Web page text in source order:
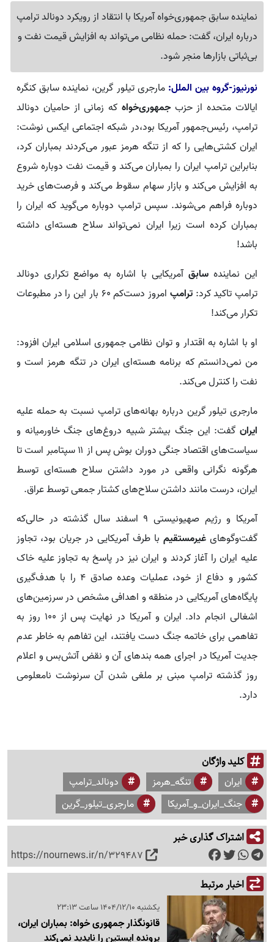
نماینده سابق جمهوری‌خواه آمریکا با انتقاد از رویکرد دونالد ترامپ
درباره ایران، گفت: حمله نظامی می‌تواند به افزایش قیمت نفت و
بی‌ثباتی بازارها منجر شود.
نورنیوز-گروه بین الملل: مارجری تیلور گرین، نماینده سابق کنگره
ایالات متحده از حزبجمهوری‌خواه که زمانی از حامیان دونالد
ترامپ، رئیس‌جمهور آمریکا بود،در شبکه اجتماعی ایکس نوشت:
ایران کشتی‌هایی را که از تنگه هرمز عبور می‌کردند بمباران کرد،
بنابراین ترامپ ایران را بمباران می‌کند و قیمت نفت دوباره شروع
به افزایش می‌کند و بازار سهام سقوط می‌کند و فرصت‌های خرید
دوباره فراهم می‌شوند. سپس ترامپ دوباره می‌گوید که ایران را
بمباران کرده است زیرا ایران نمی‌تواند سلاح هسته‌ای داشته
باشد!
این نمایندهسابقآمریکایی با اشاره به مواضع تکراری دونالد
ترامپ تاکید کرد:ترامپ
امروز دست‌کم ۶۰ بار این را در مطبوعات
تکرار می‌کند!
او با اشاره به اقتدار و توان نظامی جمهوری اسلامی ایران افزود:
من نمی‌دانستم که برنامه هسته‌ای ایران در تنگه هرمز است و
نفت را کنترل می‌کند.
مارجری تیلور گرین درباره بهانه‌های ترامپ نسبت به حمله علیه
ایران گفت: این جنگ بیشتر شبیه دروغ‌های جنگ خاورمیانه و
سیاست‌های اقتصاد جنگی دوران بوش پس از ۱۱ سپتامبر است تا
هرگونه نگرانی واقعی در مورد داشتن سلاح هسته‌ای توسط
ایران، درست مانند داشتن سلاح‌های کشتار جمعی توسط عراق.
آمریکا و رژیم صهیونیستی ۹ اسفند سال گذشته در حالی‌که
گفت‌وگوهای غیرمستقیم با طرف آمریکایی در جریان بود، تجاوز
علیه ایران را آغاز کردند و ایران نیز در پاسخ به تجاوز علیه خاک
کشور و دفاع از خود، عملیات وعده صادق ۴ را با هدف‌گیری
پایگاه‌های آمریکایی در منطقه و اهدافی مشخص در سرزمین‌های
اشغالی انجام داد. ایران و آمریکا در نهایت پس از ۱۰۰ روز به
تفاهمی برای خاتمه جنگ دست یافتند، این تفاهم به خاطر عدم
جدیت آمریکا در اجرای همه بندهای آن و نقض آتش‌بس و اعلام
روز گذشته ترامپ مبنی بر ملغی شدن آن سرنوشت نامعلومی
دارد.
کلید واژگان
ایران تنگه_هرمز
دونالد_ترامپ
جنگ_ایران_و_آمریکا
مارجری_تیلور_گرین
اشتراک گذاری خبر
https://nournews.ir/n/329487
اخبار مرتبط
یکشنبه 1404/12/10 ساعت 23:13
قانونگذار جمهوری خواه: بمباران ایران،
پرونده اپستین را ناپدید نمی‌کند